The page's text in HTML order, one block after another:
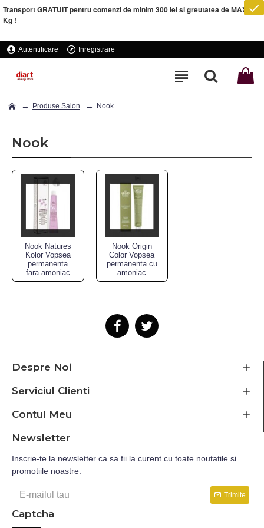
Transport GRATUIT pentru comenzi de minim 300 lei si greutatea de MAXIM 5
Kg !
Autentificare Inregistrare
Produse Salon Nook
Nook
Nook Natures
Kolor Vopsea
permanenta
fara amoniac
Nook Origin
Color Vopsea
permanenta cu
amoniac
Despre Noi
Serviciul Clienti
Contul Meu
Newsletter
Inscrie-te la newsletter ca sa fii la curent cu toate noutatile si
promotiile noastre.
Trimite
Captcha